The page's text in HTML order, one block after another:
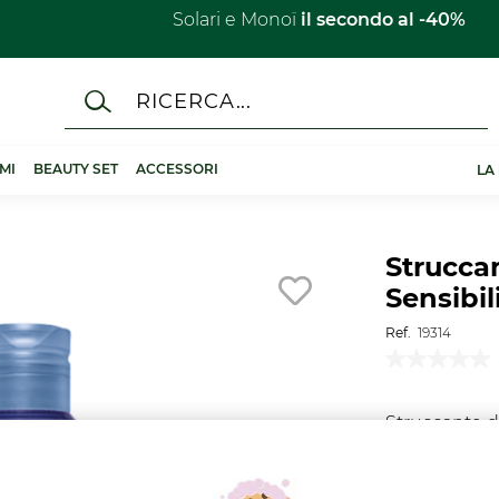
Solari e Monoï il secondo al -40%​
BEAUTY SET ACCESSORI LA
Ref. 19314
Struccante